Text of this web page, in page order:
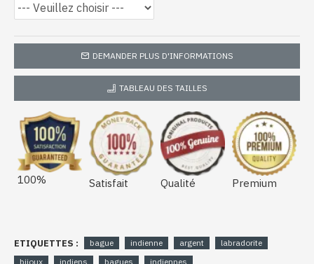
DEMANDER PLUS D'INFORMATIONS
TABLEAU DES TAILLES
100% Satisfait Qualité Premium
ETIQUETTES : bague indienne argent
labradorite
bijoux
indiens bagues indiennes